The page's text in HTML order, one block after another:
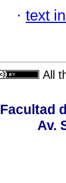
· text
All
Facultad
Av.